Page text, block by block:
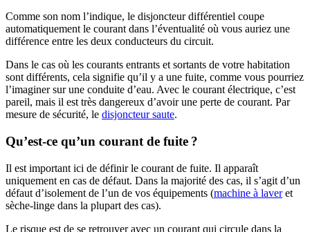
Comme son nom l’indique, le disjoncteur différentiel coupe
automatiquement le courant dans l’éventualité où vous auriez une
différence entre les deux conducteurs du circuit.
Dans le cas où les courants entrants et sortants de votre habitation
sont différents, cela signifie qu’il y a une fuite, comme vous pourriez
l’imaginer sur une conduite d’eau. Avec le courant électrique, c’est
pareil, mais il est très dangereux d’avoir une perte de courant. Par
mesure de sécurité, le disjoncteur saute.
Qu’est-ce qu’un courant de fuite ?
Il est important ici de définir le courant de fuite. Il apparaît
uniquement en cas de défaut. Dans la majorité des cas, il s’agit d’un
défaut d’isolement de l’un de vos équipements (machine à laveret
sèche-linge dans la plupart des cas).
Le risque est de se retrouver avec un courant qui circule dans la